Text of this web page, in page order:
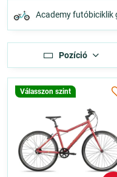
Academy futóbiciklik
Pozíció
Válasszon szint